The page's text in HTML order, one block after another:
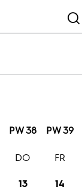
PW 38 PW 39
13
DO
14
FR